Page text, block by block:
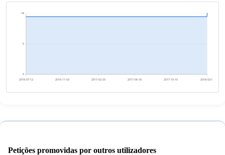
0
9
18
2016-07-12 2016-11-03 2017-02-25 2017-06-18 2017-10-10 2018-02-01
Petições promovidas por outros utilizadores